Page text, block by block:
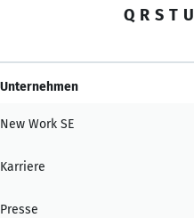
Q R S T U
Unternehmen
New Work SE
Karriere
Presse